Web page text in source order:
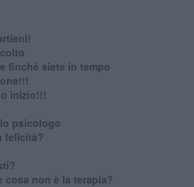
finché siete in tempo
inizio!!!
psicologo
felicità?
cosa non è la terapia?